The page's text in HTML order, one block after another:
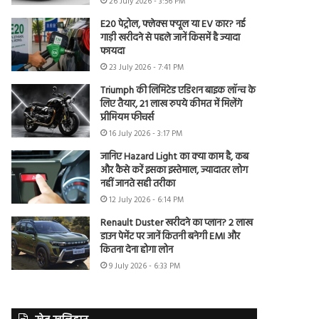
E20 पेट्रोल, फ्लेक्स फ्यूल या EV कार? नई
गाड़ी खरीदने से पहले जानें किसमें है ज्यादा
फायदा
23 July 2026 - 7:41 PM
Triumph की लिमिटेड एडिशन बाइक लॉन्च के
लिए तैयार, 21 लाख रुपये कीमत में मिलेंगे
प्रीमियम फीचर्स
16 July 2026 - 3:17 PM
जानिए Hazard Light का क्या काम है, कब
और कैसे करें इसका इस्तेमाल, ज्यादातर लोग
नहीं जानते सही तरीका
12 July 2026 - 6:14 PM
Renault Duster खरीदने का प्लान? 2 लाख
डाउन पेमेंट पर जानें कितनी बनेगी EMI और
कितना देना होगा लोन
9 July 2026 - 6:33 PM